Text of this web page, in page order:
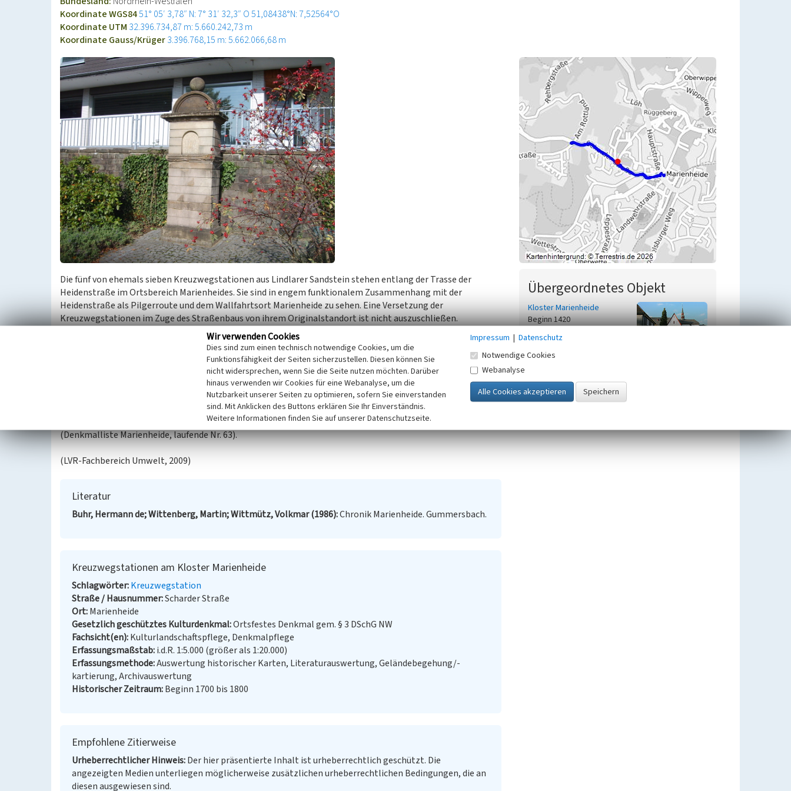
Koordinate WGS8451° 05′ 3,78″ N: 7° 31′ 32,3″ O51,08438°N: 7,52564°O
Koordinate UTM 32.396.734,87 m: 5.660.242,73 m
Koordinate Gauss/Krüger3.396.768,15 m: 5.662.066,68 m
Die fünf von ehemals sieben Kreuzwegstationen aus Lindlarer Sandstein stehen entlang der Trasse der
Heidenstraße im Ortsbereich Marienheides. Sie sind in engem funktionalem Zusammenhang mit der
Heidenstraße als Pilgerroute und dem Wallfahrtsort Marienheide zu sehen. Eine Versetzung der
Kreuzwegstationen im Zuge des Straßenbaus von ihrem Originalstandort ist nicht auszuschließen.
Die heutige asphaltierte und stark befahrene Leppestraße, übergehend in die Scharderstraße, ist ein
innerhalb von Marienheide gelegener Teilabschnitt der Heidenstraße, die entlang der Klosterstraße
weiterführt. Die Heidenstraße, auch Landstraße Köln-Kassel-Leipzig genannt, durchquerte von Köln aus
unter anderem das Bergische Land und das Sauerland. Eine wichtige überörtliche Funktion bestand in ihrer
Bedeutung als Pilgerroute und darin wiederum bildete Marienheide mit dem 1417 erstmals erwähnten
Das Objekt Kreuzwegstationen am Kloster Marienheide (Heidenstraße) ist ein eingetragenes Baudenkmal
(Denkmalliste Marienheide, laufende Nr. 63).
(LVR-Fachbereich Umwelt, 2009)
Literatur
Buhr, Hermann de; Wittenberg, Martin; Wittmütz, Volkmar (1986) Chronik Marienheide. Gummersbach.
Kreuzwegstationen am Kloster Marienheide
Schlagwörter Kreuzwegstation
Straße / Hausnummer Scharder Straße
Ort Marienheide
Gesetzlich geschütztes Kulturdenkmal Ortsfestes Denkmal gem. § 3 DSchG NW
Fachsicht(en) Kulturlandschaftspflege, Denkmalpflege
Erfassungsmaßstab i.d.R. 1:5.000 (größer als 1:20.000)
Erfassungsmethode Auswertung historischer Karten, Literaturauswertung, Geländebegehung/-
kartierung, Archivauswertung
Historischer Zeitraum Beginn 1700 bis 1800
Empfohlene Zitierweise
Urheberrechtlicher Hinweis Der hier präsentierte Inhalt ist urheberrechtlich geschützt. Die
angezeigten Medien unterliegen möglicherweise zusätzlichen urheberrechtlichen Bedingungen, die an
diesen ausgewiesen sind.
Übergeordnetes Objekt
Kloster Marienheide
Beginn 1420
Wir verwenden Cookies
Dies sind zum einen technisch notwendige Cookies, um die
Funktionsfähigkeit der Seiten sicherzustellen. Diesen können Sie
nicht widersprechen, wenn Sie die Seite nutzen möchten. Darüber
hinaus verwenden wir Cookies für eine Webanalyse, um die
Nutzbarkeit unserer Seiten zu optimieren, sofern Sie einverstanden
sind. Mit Anklicken des Buttons erklären Sie Ihr Einverständnis.
Weitere Informationen finden Sie auf unserer Datenschutzseite.
Impressum | Datenschutz
Notwendige Cookies
Webanalyse